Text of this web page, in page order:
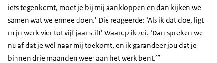
iets tegenkomt, moet je bij mij aankloppen en dan kijken we
samen wat we ermee doen.’ Die reageerde: ‘Als ik dat doe, ligt
mijn werk vier tot vijf jaar stil!’ Waarop ik zei: ‘Dan spreken we
nu af dat je wél naar mij toekomt, en ik garandeer jou dat je
binnen drie maanden weer aan het werk bent.’”